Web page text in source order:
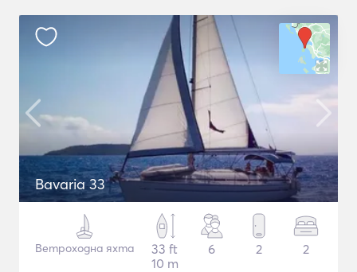
Bavaria 33
Ветроходна яхта
33 ft
10 m
6 2 2